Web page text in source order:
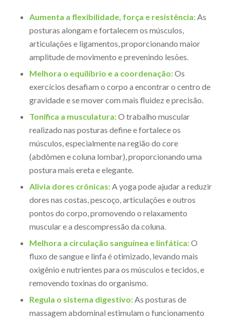
Aumenta a flexibilidade, força e resistência:As
posturas alongam e fortalecem os músculos,
articulações e ligamentos, proporcionando maior
amplitude de movimento e prevenindo lesões.
Melhora o equilíbrio e a coordenação:Os
exercícios desafiam o corpo a encontrar o centro de
gravidade e se mover com mais fluidez e precisão.
Tonifica a musculatura:O trabalho muscular
realizado nas posturas define e fortalece os
músculos, especialmente na região do core
(abdômen e coluna lombar), proporcionando uma
postura mais ereta e elegante.
Alivia dores crônicas:A yoga pode ajudar a reduzir
dores nas costas, pescoço, articulações e outros
pontos do corpo, promovendo o relaxamento
muscular e a descompressão da coluna.
Melhora a circulação sanguínea e linfática:O
fluxo de sangue e linfa é otimizado, levando mais
oxigênio e nutrientes para os músculos e tecidos, e
removendo toxinas do organismo.
Regula o sistema digestivo:As posturas de
massagem abdominal estimulam o funcionamento